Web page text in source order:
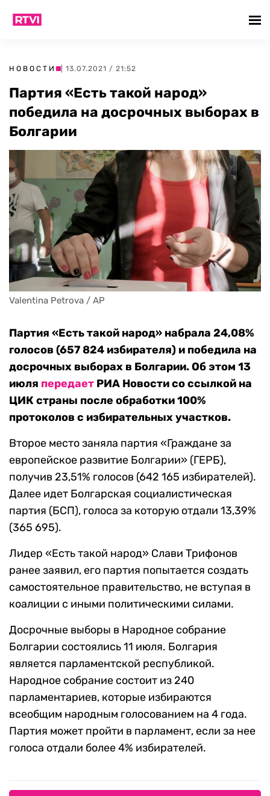
НОВОСТИ | 13.07.2021 / 21:52
Партия «Есть такой народ»
победила на досрочных выборах в
Болгарии
Valentina Petrova / AP
Партия «Есть такой народ» набрала 24,08%
голосов (657 824 избирателя) и победила на
досрочных выборах в Болгарии. Об этом 13
июля передает РИА Новости со ссылкой на
ЦИК страны после обработки 100%
протоколов с избирательных участков.
Второе место заняла партия «Граждане за
европейское развитие Болгарии» (ГЕРБ),
получив 23,51% голосов (642 165 избирателей).
Далее идет Болгарская социалистическая
партия (БСП), голоса за которую отдали 13,39%
(365 695).
Лидер «Есть такой народ» Слави Трифонов
ранее заявил, его партия попытается создать
самостоятельное правительство, не вступая в
коалиции с иными политическими силами.
Досрочные выборы в Народное собрание
Болгарии состоялись 11 июля. Болгария
является парламентской республикой.
Народное собрание состоит из 240
парламентариев, которые избираются
всеобщим народным голосованием на 4 года.
Партия может пройти в парламент, если за нее
голоса отдали более 4% избирателей.